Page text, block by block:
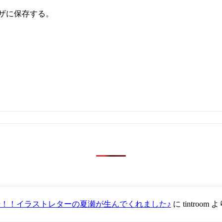
に保存する。
！イラストレターの夏瀬が生んでくれました♪ に tintroom よ